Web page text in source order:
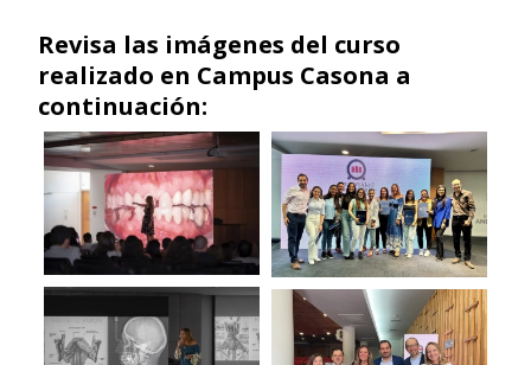
Revisa las imágenes del curso
realizado en Campus Casona a
continuación: